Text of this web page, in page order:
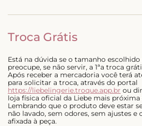
Troca Grátis
Está na dúvida se o tamanho escolhido
preocupe, se não servir, a 1ªa troca
Após receber a mercadoria você terá
para solicitar a troca, através do portal
https://liebelingerie.troque.app.br ou
loja física oficial da Liebe mais próxima
Lembrando que o produto deve estar
não lavado, sem odores, sem ajustes e
afixada à peça.